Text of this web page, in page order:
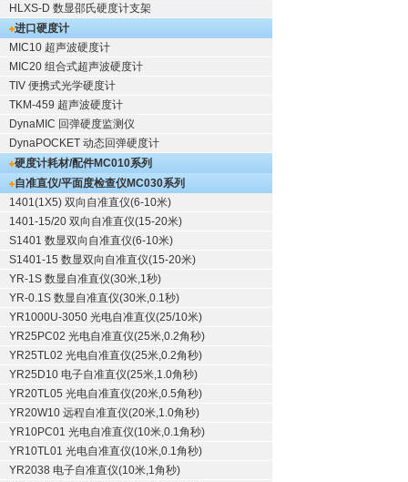
HLXS-D 数显邵氏硬度计支架
进口硬度计
MIC10 超声波硬度计
MIC20 组合式超声波硬度计
TIV 便携式光学硬度计
TKM-459 超声波硬度计
DynaMIC 回弹硬度监测仪
DynaPOCKET 动态回弹硬度计
硬度计耗材/配件MC010系列
自准直仪/平面度检查仪MC030系列
1401(1X5) 双向自准直仪(6-10米)
1401-15/20 双向自准直仪(15-20米)
S1401 数显双向自准直仪(6-10米)
S1401-15 数显双向自准直仪(15-20米)
YR-1S 数显自准直仪(30米,1秒)
YR-0.1S 数显自准直仪(30米,0.1秒)
YR1000U-3050 光电自准直仪(25/10米)
YR25PC02 光电自准直仪(25米,0.2角秒)
YR25TL02 光电自准直仪(25米,0.2角秒)
YR25D10 电子自准直仪(25米,1.0角秒)
YR20TL05 光电自准直仪(20米,0.5角秒)
YR20W10 远程自准直仪(20米,1.0角秒)
YR10PC01 光电自准直仪(10米,0.1角秒)
YR10TL01 光电自准直仪(10米,0.1角秒)
YR2038 电子自准直仪(10米,1角秒)